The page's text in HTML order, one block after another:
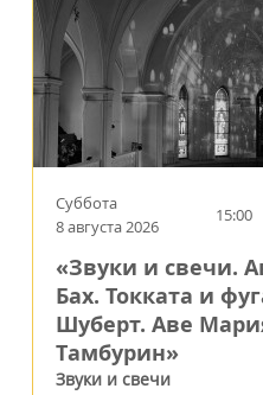
Суббота
8 августа 2026
15:00
«Звуки и свечи.
Бах. Токката и
Шуберт. Аве
Тамбурин»
Звуки и свечи